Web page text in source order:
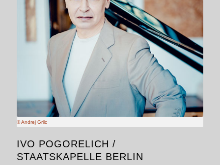
© Andrej Grilc
IVO POGORELICH /
STAATSKAPELLE BERLIN